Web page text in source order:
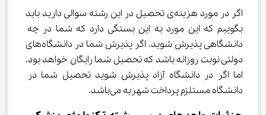
اگر در مورد هزینه‌ی تحصیل در این رشته سوالی دارید باید
بگوییم که این مورد به این بستگی دارد که شما در چه
دانشگاهی پذیرش شوید. اگر پذیرش شما در دانشگاه‌های
دولتی نوبت روزانه باشد که تحصیل شما رایگان خواهد بود.
اما اگر در دانشگاه آزاد پذیرش شوید تحصیل شما در
دانشگاه مستلزم پرداخت شهریه می‌باشد.